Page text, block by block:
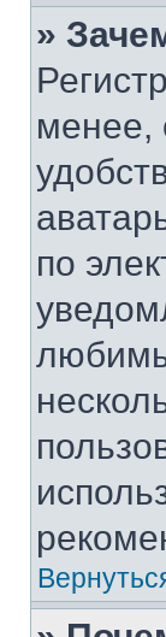
»
менее,
по